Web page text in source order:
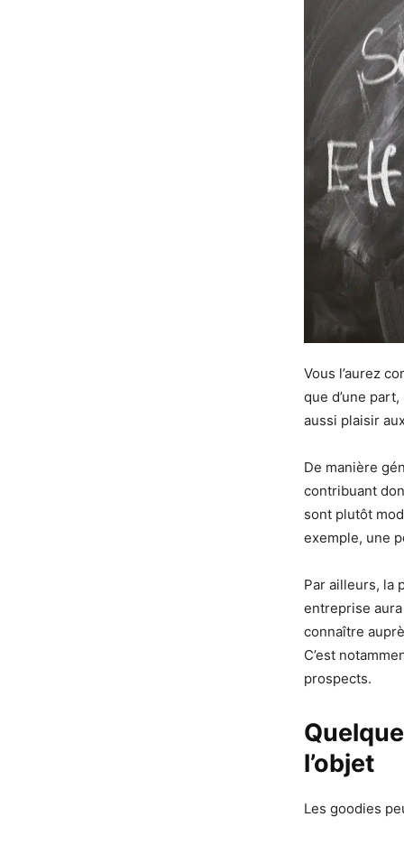
Vous l’aurez
que d’une
aussi plaisir
De manière
contribuant
sont plutôt
exemple, une
Par ailleurs, la
entreprise
connaître
C’est
prospects.
l’objet
Les goodies